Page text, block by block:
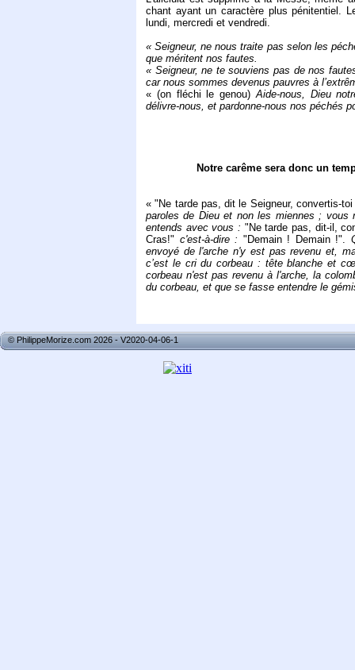
chant ayant un caractère plus pénitentiel.
lundi, mercredi et vendredi.
« Seigneur, ne nous traite pas selon les
que méritent nos fautes.
« Seigneur, ne te souviens pas de nos
car nous sommes devenus pauvres à
« (on fléchi le genou)Aide-nous, Dieu
délivre-nous, et pardonne-nous nos péchés
Notre carême sera donc un
« "Ne tarde pas, dit le Seigneur, convertis-
paroles de Dieu et non les miennes ;
entends avec vous : "Ne tarde pas, dit-il,
Cras!" c'est-à-dire : "Demain ! Demain !".
envoyé de l'arche n'y est pas revenu et,
c’est le cri du corbeau : tête blanche et
corbeau n'est pas revenu à l'arche, la
du corbeau, et que se fasse entendre le
© PhilippeMorize.com 2026 - V2020-04-06-1